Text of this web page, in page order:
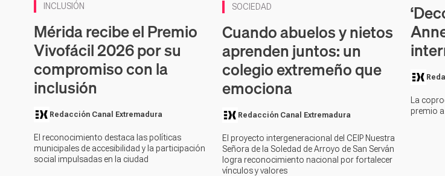
INCLUSIÓN
Mérida recibe el Premio
Vivofácil 2026 por su
compromiso con la
inclusión
Redacción Canal Extremadura
El reconocimiento destaca las políticas
municipales de accesibilidad y la participación
social impulsadas en la ciudad
SOCIEDAD
Cuando abuelos y nietos
aprenden juntos: un
colegio extremeño que
emociona
Redacción Canal Extremadura
El proyecto intergeneracional del CEIP Nuestra
Señora de la Soledad de Arroyo de San Serván
logra reconocimiento nacional por fortalecer
vínculos y valores
La
premio